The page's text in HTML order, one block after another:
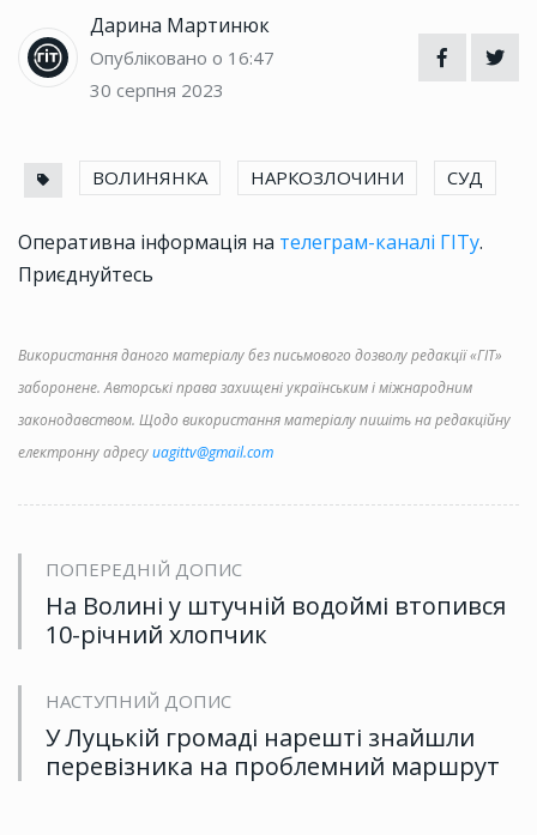
Дарина Мартинюк
Опубліковано о 16:47
30 серпня 2023
ВОЛИНЯНКА НАРКОЗЛОЧИНИ СУД
Оперативна інформація на телеграм-каналі ГІТу.
Приєднуйтесь
Використання даного матеріалу без письмового дозволу редакції «ГІТ»
заборонене. Авторські права захищені українським і міжнародним
законодавством. Щодо використання матеріалу пишіть на редакційну
електронну адресуuagittv@gmail.com
ПОПЕРЕДНІЙ ДОПИС
На Волині у штучній водоймі втопився
10-річний хлопчик
НАСТУПНИЙ ДОПИС
У Луцькій громаді нарешті знайшли
перевізника на проблемний маршрут